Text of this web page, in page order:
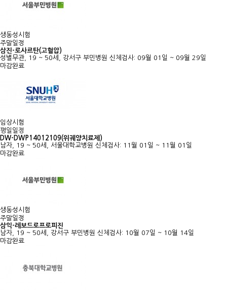
생동성시험
주말일정
삼진-로사르탄(고혈압)
성별무관, 19 ~ 50세, 강서구 부민병원 신체검사: 09월 01일 ~ 09월 29일
마감완료
임상시험
평일일정
DW-DWP14012109(위궤양치료제)
남자, 19 ~ 50세, 서울대학교병원 신체검사: 11월 01일 ~ 11월 01일
마감완료
생동성시험
주말일정
삼익-레보드로프로피진
남자, 19 ~ 50세, 강서구 부민병원 신체검사: 10월 07일 ~ 10월 14일
마감완료